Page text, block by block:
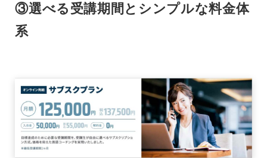
③選べる受講期間とシンプルな料金体
系